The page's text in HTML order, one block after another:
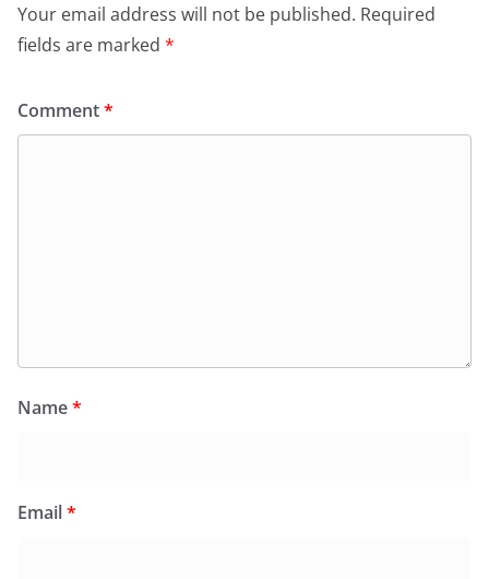
Your email address will not be published. Required
fields are marked *
Comment*
Name*
Email*